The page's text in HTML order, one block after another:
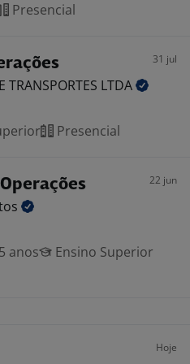
Presencial
31 jul
TRANSPORTES LTDA
Presencial
22 jun
anos
Ensino Superior
Hoje